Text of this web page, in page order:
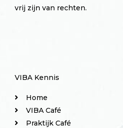
vrij zijn van rechten.
VIBA Kennis
Home
VIBA Café
Praktijk Café